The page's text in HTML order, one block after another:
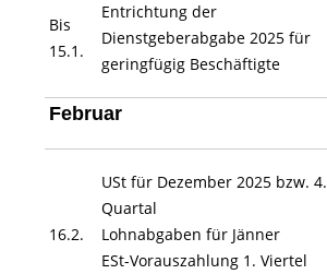
Bis
15.1.
Entrichtung der
Dienstgeberabgabe 2025 für
geringfügig Beschäftigte
Februar
16.2.
USt für Dezember 2025 bzw. 4.
Quartal
Lohnabgaben für Jänner
ESt-Vorauszahlung 1. Viertel